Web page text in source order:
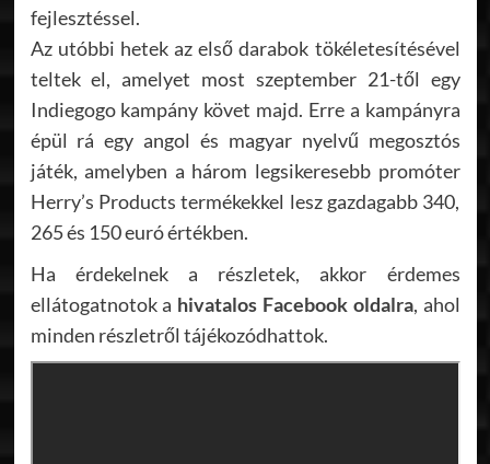
fejlesztéssel.
Az utóbbi hetek az első darabok tökéletesítésével
teltek el, amelyet most szeptember 21-től egy
Indiegogo kampány követ majd. Erre a kampányra
épül rá egy angol és magyar nyelvű megosztós
játék, amelyben a három legsikeresebb promóter
Herry’s Products termékekkel lesz gazdagabb 340,
265 és 150 euró értékben.
Ha érdekelnek a részletek, akkor érdemes
ellátogatnotok a hivatalos Facebook oldalra, ahol
minden részletről tájékozódhattok.